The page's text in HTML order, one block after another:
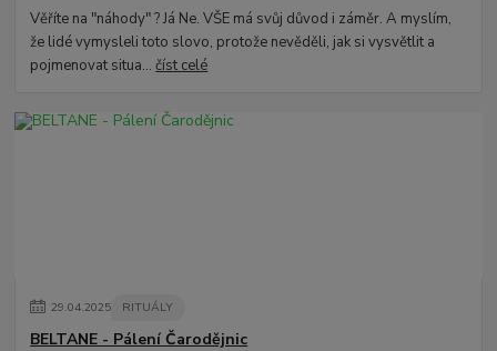
Věříte na "náhody" ? Já Ne. VŠE má svůj důvod i záměr. A myslím,
že lidé vymysleli toto slovo, protože nevěděli, jak si vysvětlit a
pojmenovat situa...číst celé
29.04.2025 RITUÁLY
BELTANE - Pálení Čarodějnic